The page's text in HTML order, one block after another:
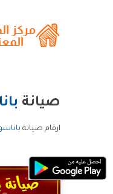
صيانة
ارقام صيانة